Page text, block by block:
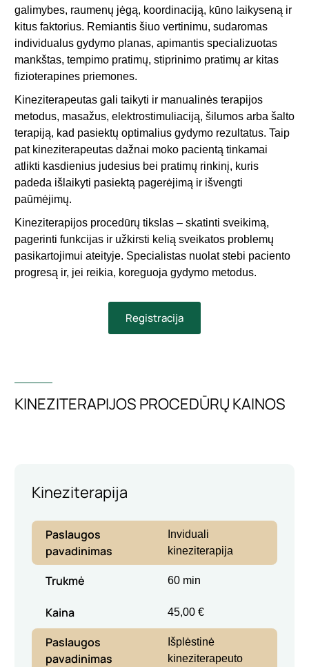
galimybes, raumenų jėgą, koordinaciją, kūno laikyseną ir
kitus faktorius. Remiantis šiuo vertinimu, sudaromas
individualus gydymo planas, apimantis specializuotas
mankštas, tempimo pratimų, stiprinimo pratimų ar kitas
fizioterapines priemones.
Kineziterapeutas gali taikyti ir manualinės terapijos
metodus, masažus, elektrostimuliaciją, šilumos arba šalto
terapiją, kad pasiektų optimalius gydymo rezultatus. Taip
pat kineziterapeutas dažnai moko pacientą tinkamai
atlikti kasdienius judesius bei pratimų rinkinį, kuris
padeda išlaikyti pasiektą pagerėjimą ir išvengti
paūmėjimų.
Kineziterapijos procedūrų tikslas – skatinti sveikimą,
pagerinti funkcijas ir užkirsti kelią sveikatos problemų
pasikartojimui ateityje. Specialistas nuolat stebi paciento
progresą ir, jei reikia, koreguoja gydymo metodus.
Registracija
KINEZITERAPIJOS PROCEDŪRŲ KAINOS
Kineziterapija
Paslaugos
pavadinimas
Inviduali
kineziterapija
Trukmė 60 min
Kaina 45,00 €
Paslaugos
pavadinimas
Išplėstinė
kineziterapeuto